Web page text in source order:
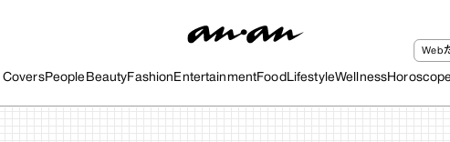
CoversPeople BeautyFashion EntertainmentFood LifestyleWellness
Web